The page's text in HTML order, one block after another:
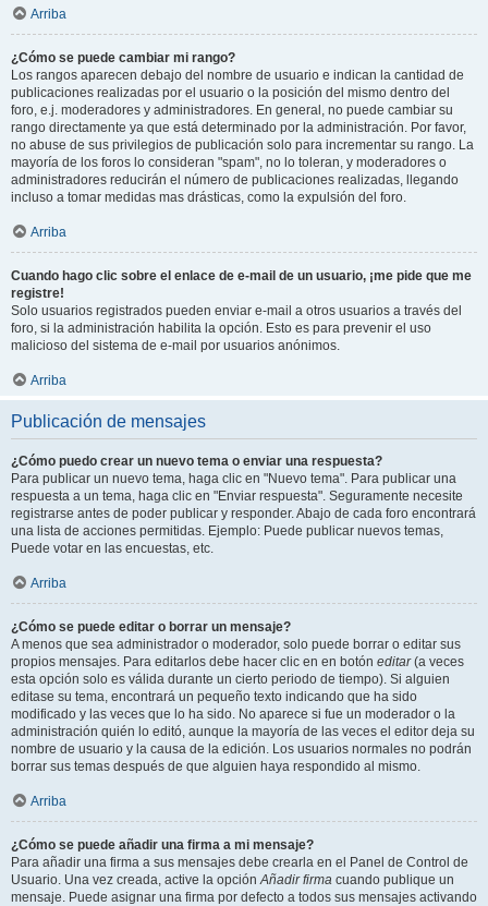
Arriba
¿Cómo se puede cambiar mi rango?
Los rangos aparecen debajo del nombre de usuario e indican la cantidad de
publicaciones realizadas por el usuario o la posición del mismo dentro del
foro, e.j. moderadores y administradores. En general, no puede cambiar su
rango directamente ya que está determinado por la administración. Por favor,
no abuse de sus privilegios de publicación solo para incrementar su rango. La
mayoría de los foros lo consideran "spam", no lo toleran, y moderadores o
administradores reducirán el número de publicaciones realizadas, llegando
incluso a tomar medidas mas drásticas, como la expulsión del foro.
Arriba
Cuando hago clic sobre el enlace de e-mail de un usuario, ¡me pide que me
registre!
Solo usuarios registrados pueden enviar e-mail a otros usuarios a través del
foro, si la administración habilita la opción. Esto es para prevenir el uso
malicioso del sistema de e-mail por usuarios anónimos.
Arriba
Publicación de mensajes
¿Cómo puedo crear un nuevo tema o enviar una respuesta?
Para publicar un nuevo tema, haga clic en "Nuevo tema". Para publicar una
respuesta a un tema, haga clic en "Enviar respuesta". Seguramente necesite
registrarse antes de poder publicar y responder. Abajo de cada foro encontrará
una lista de acciones permitidas. Ejemplo: Puede publicar nuevos temas,
Puede votar en las encuestas, etc.
Arriba
¿Cómo se puede editar o borrar un mensaje?
A menos que sea administrador o moderador, solo puede borrar o editar sus
propios mensajes. Para editarlos debe hacer clic en en botón editar(a veces
esta opción solo es válida durante un cierto periodo de tiempo). Si alguien
editase su tema, encontrará un pequeño texto indicando que ha sido
modificado y las veces que lo ha sido. No aparece si fue un moderador o la
administración quién lo editó, aunque la mayoría de las veces el editor deja su
nombre de usuario y la causa de la edición. Los usuarios normales no podrán
borrar sus temas después de que alguien haya respondido al mismo.
Arriba
¿Cómo se puede añadir una firma a mi mensaje?
Para añadir una firma a sus mensajes debe crearla en el Panel de Control de
Usuario. Una vez creada, active la opciónAñadir firma cuando publique un
mensaje. Puede asignar una firma por defecto a todos sus mensajes activando